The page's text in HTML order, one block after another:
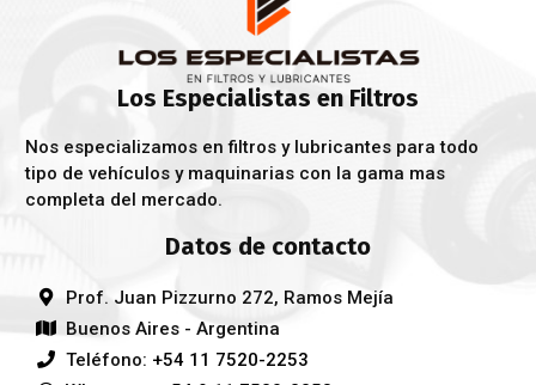
Los Especialistas en Filtros
Nos especializamos en filtros y lubricantes para todo
tipo de vehículos y maquinarias con la gama mas
completa del mercado.
Datos de contacto
Prof. Juan Pizzurno 272, Ramos Mejía
Buenos Aires - Argentina
Teléfono: +54 11 7520-2253